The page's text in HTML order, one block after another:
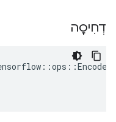
דְחִיסָה